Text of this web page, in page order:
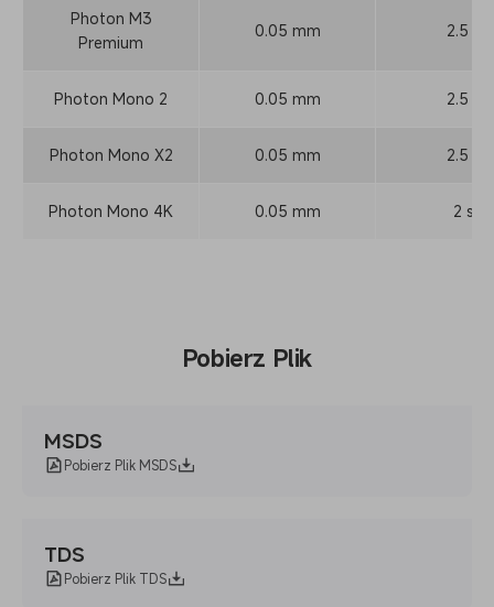
Photon M3
Premium
0.05 mm 2.5 s
Photon Mono 2 0.05 mm 2.5 s
Photon Mono X2 0.05 mm 2.5 s
Photon Mono 4K 0.05 mm 2 s
Pobierz Plik
MSDS
Pobierz Plik MSDS
TDS
Pobierz Plik TDS